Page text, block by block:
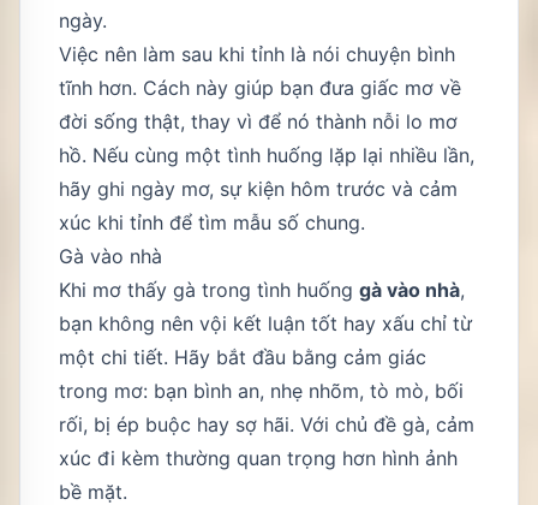
ngày.
Việc nên làm sau khi tỉnh là nói chuyện bình
tĩnh hơn. Cách này giúp bạn đưa giấc mơ về
đời sống thật, thay vì để nó thành nỗi lo mơ
hồ. Nếu cùng một tình huống lặp lại nhiều lần,
hãy ghi ngày mơ, sự kiện hôm trước và cảm
xúc khi tỉnh để tìm mẫu số chung.
Gà vào nhà
Khi mơ thấy gà trong tình huống gà vào nhà,
bạn không nên vội kết luận tốt hay xấu chỉ từ
một chi tiết. Hãy bắt đầu bằng cảm giác
trong mơ: bạn bình an, nhẹ nhõm, tò mò, bối
rối, bị ép buộc hay sợ hãi. Với chủ đề gà, cảm
xúc đi kèm thường quan trọng hơn hình ảnh
bề mặt.